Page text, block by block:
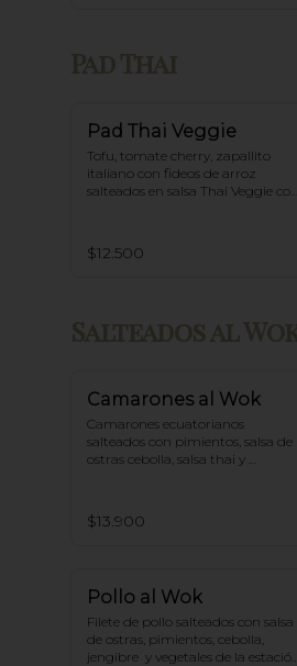
Pad Thai Veggie
Tofu, tomate cherry, zapallito
italiano con fideos de arroz
salteados en salsa Thai Veggie con
$12.500
Salteados al Wok
Camarones al Wok
Camarones ecuatorianos
salteados con pimientos, salsa de
ostras cebolla, salsa thai y
$13.900
Pollo al Wok
Filete de pollo salteados con salsa
de ostras, pimientos, cebolla,
jengibre  y vegetales de la estación,